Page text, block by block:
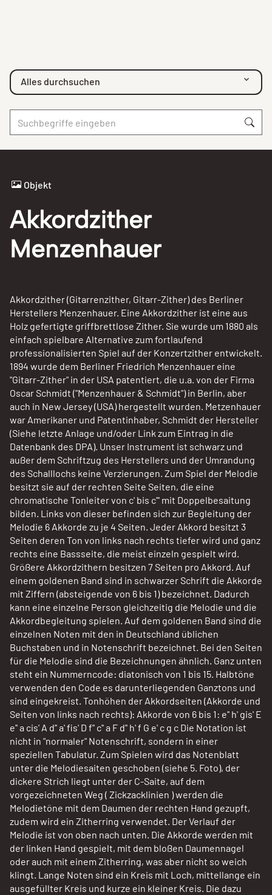
Alles durchsuchen
Objekt
Akkordzither
Menzenhauer
Akkordzither (Gitarrenzither, Gitarr-Zither) des Berliner
Herstellers Menzenhauer. Eine Akkordzither ist eine aus
Holz gefertigte griffbrettlose Zither. Sie wurde um 1880 als
einfach spielbare Alternative zum fortlaufend
professionalisierten Spiel auf der Konzertzither entwickelt.
1894 wurde dem Berliner Friedrich Menzenhauer eine
"Gitarr-Zither" in der USA patentiert, die u.a. von der Firma
Oscar Schmidt ("Menzenhauer & Schmidt") in Berlin, aber
auch in New Jersey (USA) hergestellt wurden. Metzenhauer
war Amerikaner und Patentinhaber, Schmidt der Hersteller
(Siehe letzte Anlage und/oder Link zum Eintrag in die
Datenbank des DPA). Unser Instrument ist schwarz und
außer dem Schriftzug des Herstellers und der Umrandung
des Schalllochs keine Verzierungen. Zum Spiel der Melodie
besitzt sie auf der rechten Seite Seiten, die eine
chromatische Tonleiter von c' bis c''' mit Doppelbesaitung
bilden. Links von dieser befinden sich zur Begleitung der
Melodie 6 Akkorde zu je 4 Seiten. Jeder Akkord besitzt 3
Seiten deren Ton von links nach rechts tiefer wird und ganz
rechts eine Bassseite, die meist einzeln gespielt wird.
Größere Akkordzithern besitzen 7 Seiten pro Akkord. Auf
einem goldenen Band sind in schwarzer Schrift die Akkorde
mit Ziffern (absteigende von 6 bis 1) bezeichnet. Dadurch
kann eine einzelne Person gleichzeitig die Melodie und die
Akkordbegleitung spielen. Auf dem goldenen Band sind die
einzelnen Noten mit den in Deutschland üblichen
Buchstaben und in Notenschrift bezeichnet. Bei den Seiten
für die Melodie sind die Bezeichnungen ähnlich. Ganz unten
steht ein Nummerncode: diatonisch von 1 bis 15. Halbtöne
verwenden den Code es darunterliegenden Ganztons und
sind eingekreist. Tonhöhen der Akkordseiten (Akkorde und
Seiten von links nach rechts): Akkorde von 6 bis 1: e'' h' gis' E
e'' a cis' A d'' a' fis' D f'' c'' a F d'' h' f G e' c g c Die Notation ist
nicht in "normaler" Notenschrift, sondern in einer
speziellen Tabulatur. Zum Spielen wird das Notenblatt
unter die Melodiesaiten geschoben (siehe 5. Foto), der
dickere Strich liegt unter der C-Saite, auf dem
vorgezeichneten Weg ( Zickzacklinien ) werden die
Melodietöne mit dem Daumen der rechten Hand gezupft,
zudem wird ein Zitherring verwendet. Der Verlauf der
Melodie ist von oben nach unten. Die Akkorde werden mit
der linken Hand gespielt, mit dem bloßen Daumennagel
oder auch mit einem Zitherring, was aber nicht so weich
klingt. Lange Noten sind ein Kreis mit Loch, mittellange ein
ausgefüllter Kreis und kurze ein kleiner Kreis. Die dazu